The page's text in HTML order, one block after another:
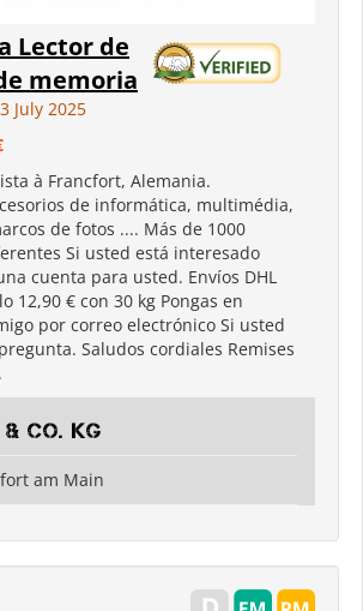
Lector de
memoria
July 2025
à Francfort, Alemania.
de informática, multimédia,
de fotos .... Más de 1000
Si usted está interesado
cuenta para usted. Envíos DHL
12,90 € con 30 kg Pongas en
por correo electrónico Si usted
Saludos cordiales Remises
& Co. KG
am Main